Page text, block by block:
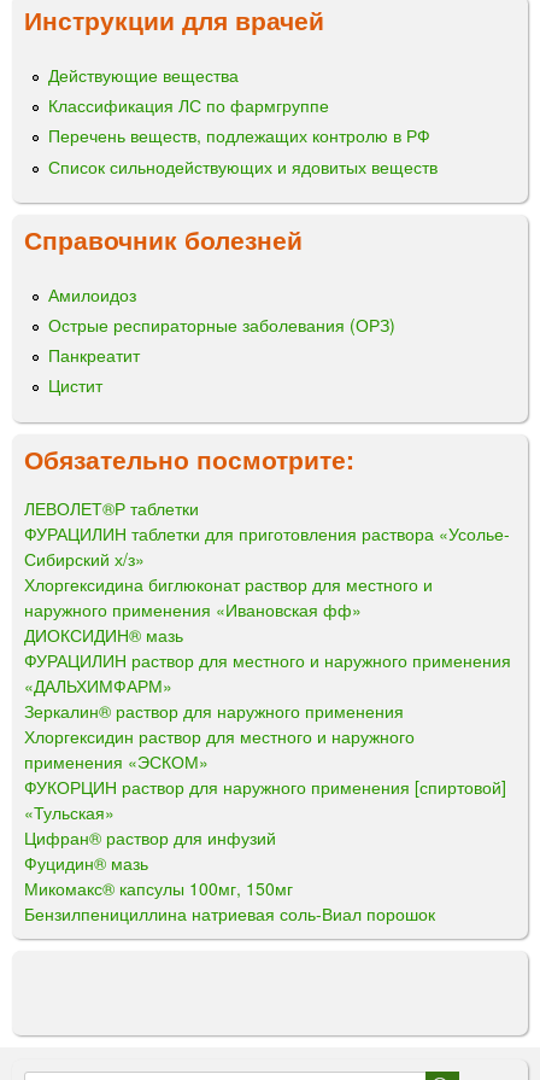
Инструкции для врачей
Действующие вещества
Классификация ЛС по фармгруппе
Перечень веществ, подлежащих контролю в РФ
Список сильнодействующих и ядовитых веществ
Справочник болезней
Амилоидоз
Острые респираторные заболевания (ОРЗ)
Панкреатит
Цистит
Обязательно посмотрите:
ЛЕВОЛЕТ®Р таблетки
ФУРАЦИЛИН таблетки для приготовления раствора «Усолье-
Сибирский х/з»
Хлоргексидина биглюконат раствор для местного и
наружного применения «Ивановская фф»
ДИОКСИДИН® мазь
ФУРАЦИЛИН раствор для местного и наружного применения
«ДАЛЬХИМФАРМ»
Зеркалин® раствор для наружного применения
Хлоргексидин раствор для местного и наружного
применения «ЭСКОМ»
ФУКОРЦИН раствор для наружного применения [спиртовой]
«Тульская»
Цифран® раствор для инфузий
Фуцидин® мазь
Микомакс® капсулы 100мг, 150мг
Бензилпенициллина натриевая соль-Виал порошок